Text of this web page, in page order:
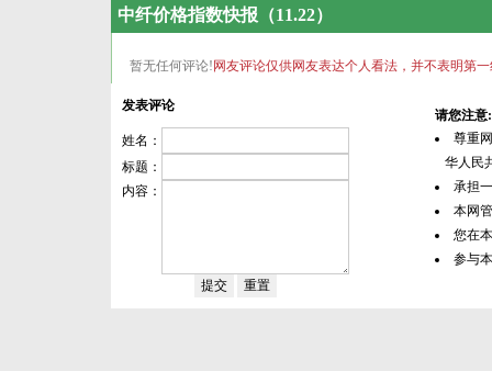
中纤价格指数快报（11.22）
暂无任何评论! 网友评论仅供网友表达个人看法，并不表明第
发表评论
姓名：
标题：
内容：
请您注意:
尊重
华人民
承担
本网
您在
参与